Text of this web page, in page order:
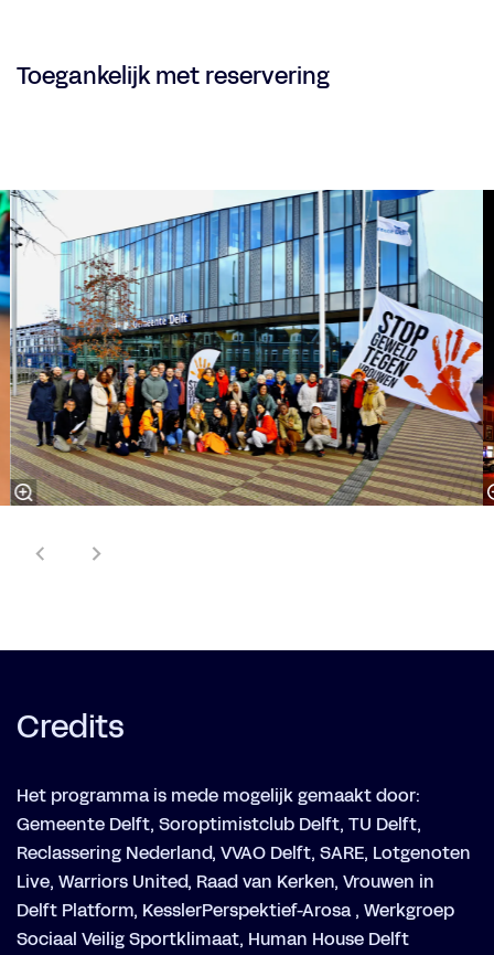
Toegankelijk met reservering
Overslaan
Credits
Het programma is mede mogelijk gemaakt door:
Gemeente Delft, Soroptimistclub Delft, TU Delft,
Reclassering Nederland, VVAO Delft, SARE, Lotgenoten
Live, Warriors United, Raad van Kerken, Vrouwen in
Delft Platform, KesslerPerspektief-Arosa , Werkgroep
Sociaal Veilig Sportklimaat, Human House Delft